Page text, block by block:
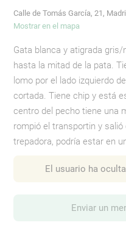
Calle de Tomás García, 21,
Mostrar en el mapa
Gata blanca y atigrada
hasta la mitad de la pata.
lomo por el lado izquierdo
cortada. Tiene chip y está
centro del pecho tiene una
rompió el transportin y
trepadora, podría estar en
El usuario ha
Enviar un